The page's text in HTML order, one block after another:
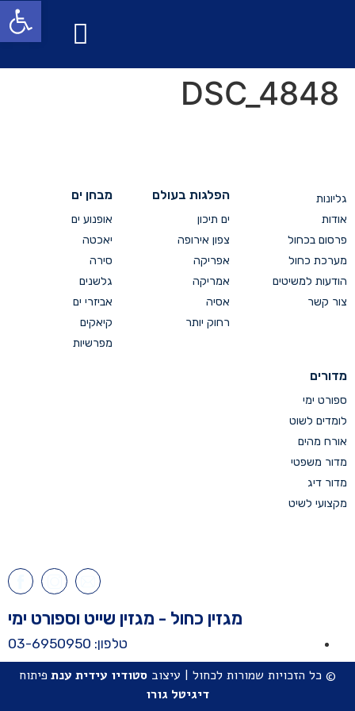
DSC_4848
גליונות
אודות
פרסום בכחול
מערכת כחול
הודעות למשיטים
צור קשר
הפלגות בעולם
ים תיכון
צפון אירופה
אפריקה
אמריקה
אסיה
רחוק יותר
מבחן ים
אופנוע ים
יאכטה
סירה
גלשנים
אביזרי ים
קיאקים
מפרשיות
מדורים
ספורט ימי
לומדים לשוט
אורח מהים
מדור משפטי
מדור דיג
מקצועי לשיט
מגזין כחול - מגזין שייט וספורט ימי
טלפון: 03-6950950
© כל הזכויות שמורות לכחול | עיצוב סטודיו עידית ענת פיתוח
דיגיטל גורו
פתח